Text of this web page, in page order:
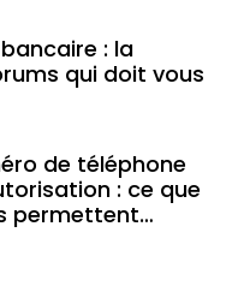
: la
qui doit vous
de téléphone
: ce que
permettent